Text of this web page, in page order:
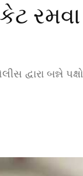
દ્વારા બન્ને